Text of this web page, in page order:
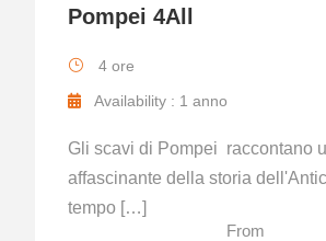
Pompei 4All
4 ore
Availability : 1 anno
Gli scavi di Pompei raccontano
affascinante della storia
tempo […]
From